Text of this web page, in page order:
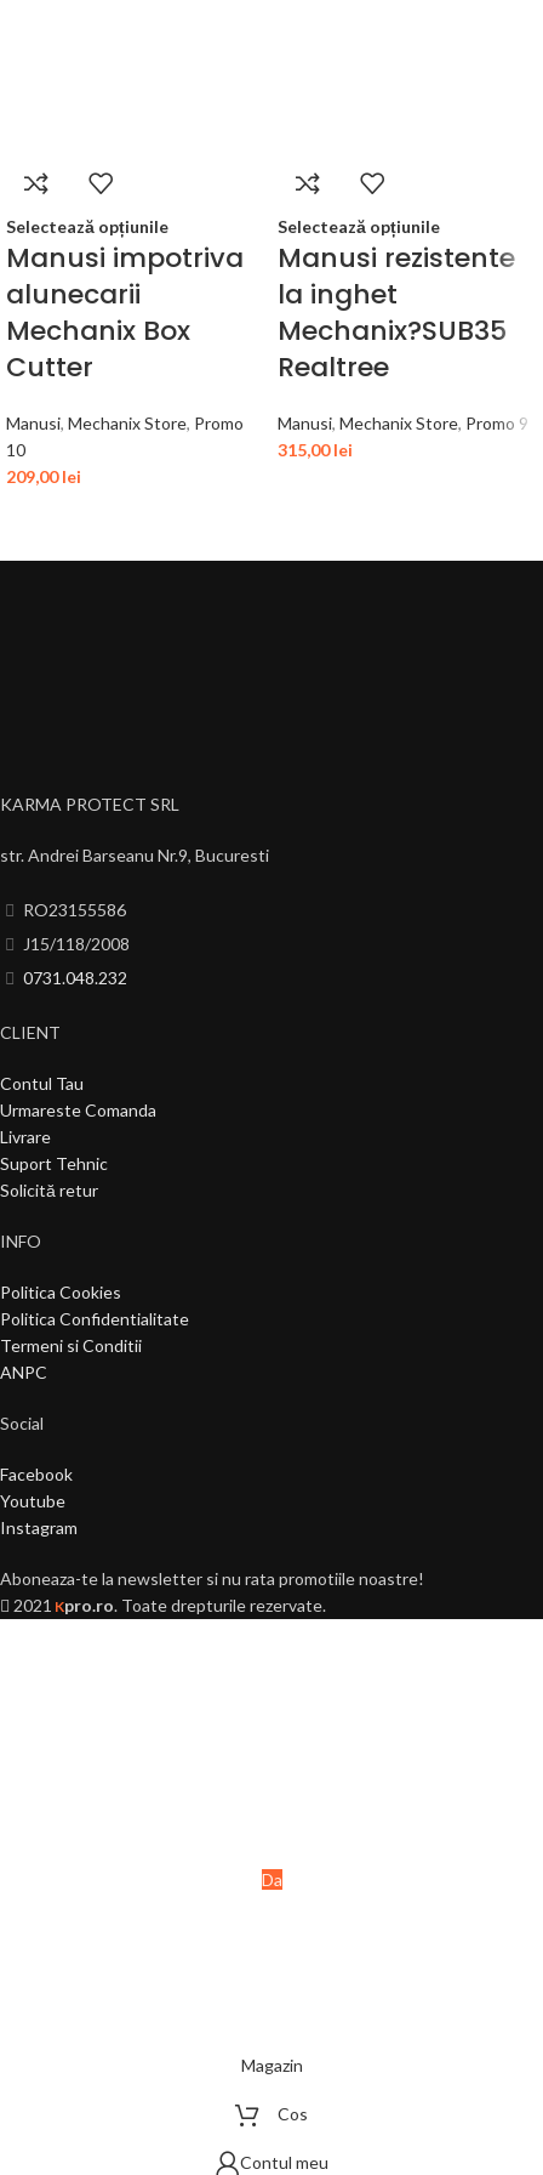
Selectează opțiunile
Manusi impotriva
alunecarii
Mechanix Box
Cutter
Manusi, Mechanix Store, Promo
10
209,00lei
Selectează opțiunile
Manusi rezistente
la inghet
Mechanix?SUB35
Realtree
Manusi, Mechanix Store, Promo 9
315,00lei
KARMA PROTECT SRL
str. Andrei Barseanu Nr.9, Bucuresti
RO23155586
J15/118/2008
0731.048.232
CLIENT
Contul Tau
Urmareste Comanda
Livrare
Suport Tehnic
Solicită retur
INFO
Politica Cookies
Politica Confidentialitate
Termeni si Conditii
ANPC
Social
Facebook
Youtube
Instagram
Aboneaza-te la newsletter si nu rata promotiile noastre!
2021 Kpro.ro. Toate drepturile rezervate.
Da
Magazin
Cos
Contul meu